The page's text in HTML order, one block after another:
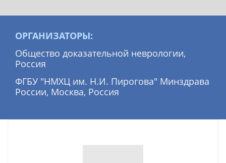
ОРГАНИЗАТОРЫ:
Общество доказательной неврологии,
Россия
ФГБУ "НМХЦ им. Н.И. Пирогова" Минздрава
России, Москва, Россия